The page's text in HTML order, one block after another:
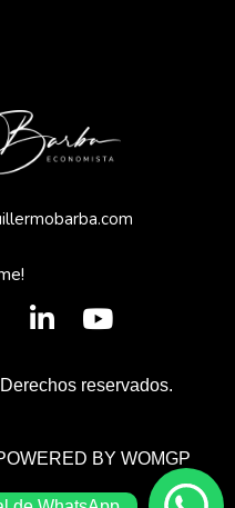
reservados.
BY WOMGP